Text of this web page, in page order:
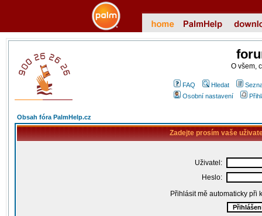
O všem,
FAQ Hledat
Osobní nastavení
Obsah fóra PalmHelp.cz
Zadejte prosím vaše
Uživatel:
Heslo:
Přihlásit mě automaticky při